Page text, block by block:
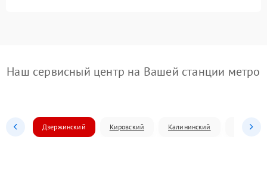
Наш сервисный центр на Вашей станции метро
Дзержинский Кировский Калининский